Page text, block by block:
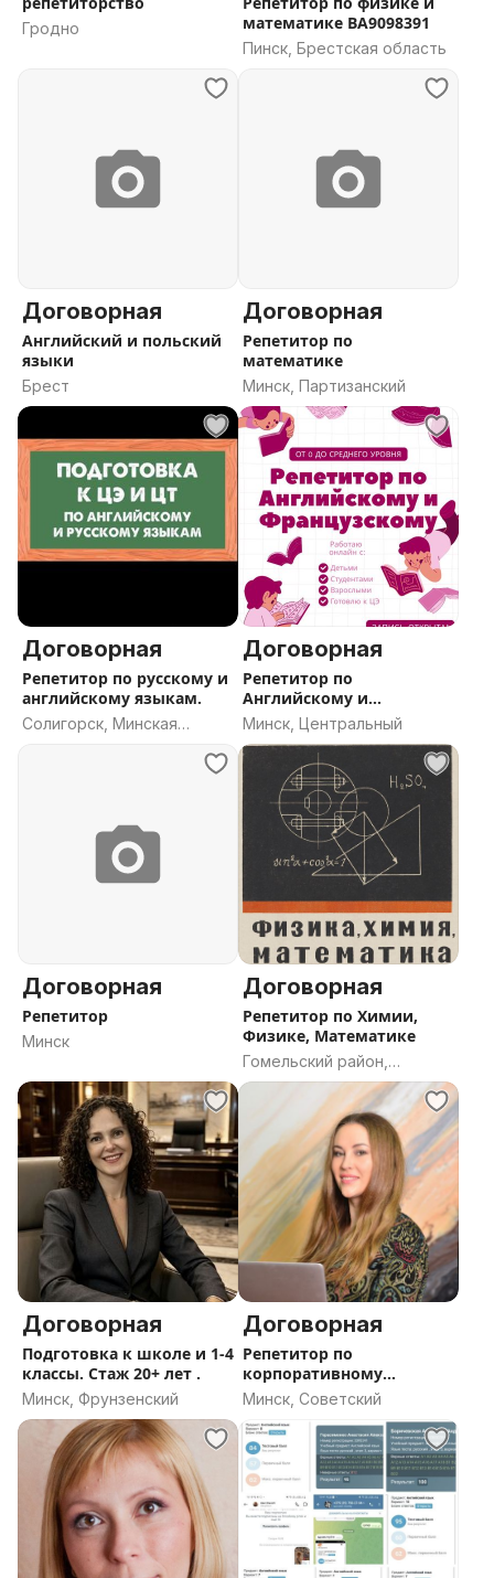
Гродно
математике ВА9098391
Пинск, Брестская область
Договорная
Английский и польский
языки
Брест
Договорная
Репетитор по
математике
Минск, Партизанский
Договорная
Репетитор по русскому и
английскому языкам.
Солигорск, Минская
Договорная
Репетитор по
Английскому и
Французский языку
Минск, Центральный
Договорная
Репетитор
Минск
Договорная
Репетитор по Химии,
Физике, Математике
Гомельский район,
Гомельская область
Договорная
Подготовка к школе и 1-4
классы. Стаж 20+ лет .
Минск, Фрунзенский
Договорная
Репетитор по
корпоративному
английскому языку
Минск, Советский